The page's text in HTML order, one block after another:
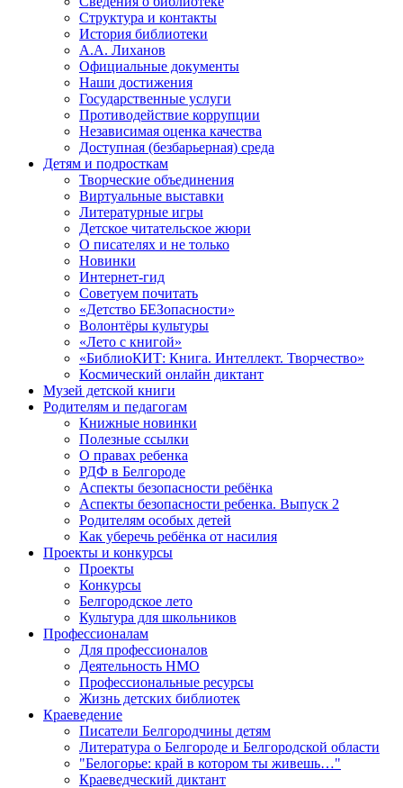
Структура и контакты
История библиотеки
А.А. Лиханов
Официальные документы
Наши достижения
Государственные услуги
Противодействие коррупции
Независимая оценка качества
Доступная (безбарьерная) среда
Детям и подросткам
Творческие объединения
Виртуальные выставки
Литературные игры
Детское читательское жюри
О писателях и не только
Новинки
Интернет-гид
Советуем почитать
«Детство БЕЗопасности»
Волонтёры культуры
«Лето с книгой»
«БиблиоКИТ: Книга. Интеллект. Творчество»
Космический онлайн диктант
Музей детской книги
Родителям и педагогам
Книжные новинки
Полезные ссылки
О правах ребенка
РДФ в Белгороде
Аспекты безопасности ребёнка
Аспекты безопасности ребенка. Выпуск 2
Родителям особых детей
Как уберечь ребёнка от насилия
Проекты и конкурсы
Проекты
Конкурсы
Белгородское лето
Культура для школьников
Профессионалам
Для профессионалов
Деятельность НМО
Профессиональные ресурсы
Жизнь детских библиотек
Краеведение
Писатели Белгородчины детям
Литература о Белгороде и Белгородской области
"Белогорье: край в котором ты живешь…"
Краеведческий диктант